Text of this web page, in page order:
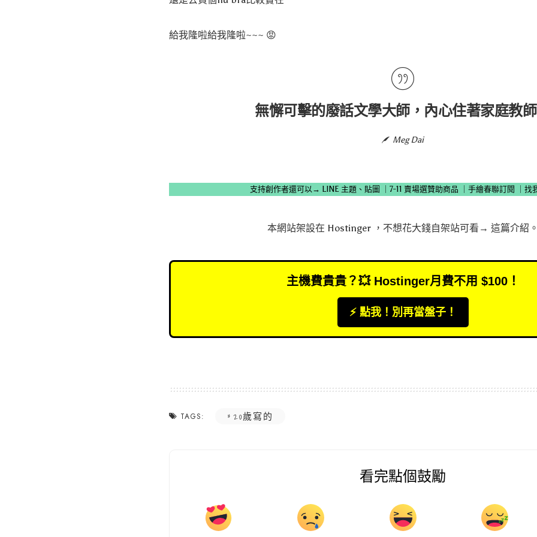
給我隆啦給我隆啦~~~ 😡
無懈可擊的廢話文學大師，內心住著家庭教師
Meg Dai
支持創作者還可以→ LINE 主題、貼圖 7-11 賣場選贊助商品 手繪春聯訂閱 找
本網站架設在 Hostinger，不想花大錢自架站可看→ 這篇介紹 。
主機費貴貴？💥 Hostinger月費不用 $100！
⚡️ 點我！別再當盤子！
TAGS: 20歲寫的
看完點個鼓勵